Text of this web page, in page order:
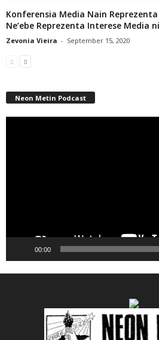
Konferensia Media Nain Reprezenta
Ne’ebe Reprezenta Interese Media
Zevonia Vieira - September 15, 2020
Neon Metin Podcast
00:00